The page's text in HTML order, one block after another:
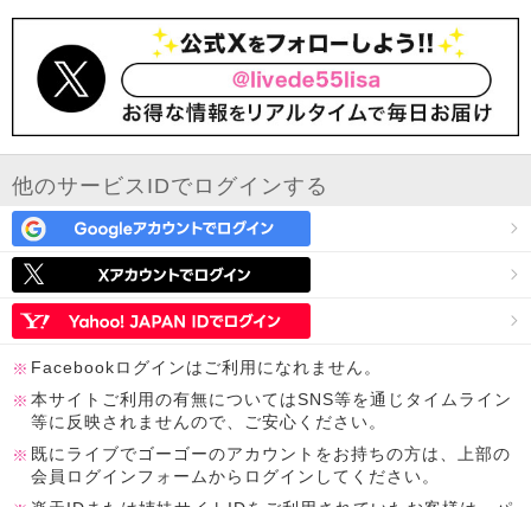
他のサービスIDでログインする
Facebookログインはご利用になれません。
本サイトご利用の有無についてはSNS等を通じタイムライン
等に反映されませんので、ご安心ください。
既にライブでゴーゴーのアカウントをお持ちの方は、上部の
会員ログインフォームからログインしてください。